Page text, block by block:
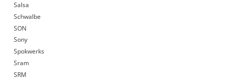
Salsa
Schwalbe
SON
Sony
Spokwerks
Sram
SRM